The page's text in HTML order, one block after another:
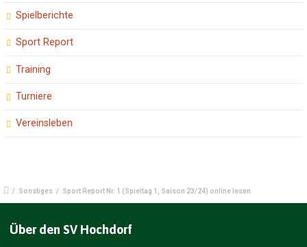
Spielberichte
Sport Report
Training
Turniere
Vereinsleben
/ Sonstiges / Sport Report Nr. 1 (Spieltag 1, Saison 23/24) online lesen
Über den SV Hochdorf